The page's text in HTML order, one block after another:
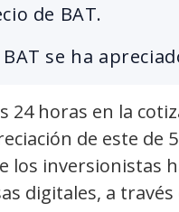
de BAT.
se ha
24 horas en la
de este de
los inversionistas
digitales, a